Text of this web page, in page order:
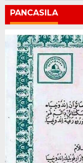
PANCASILA